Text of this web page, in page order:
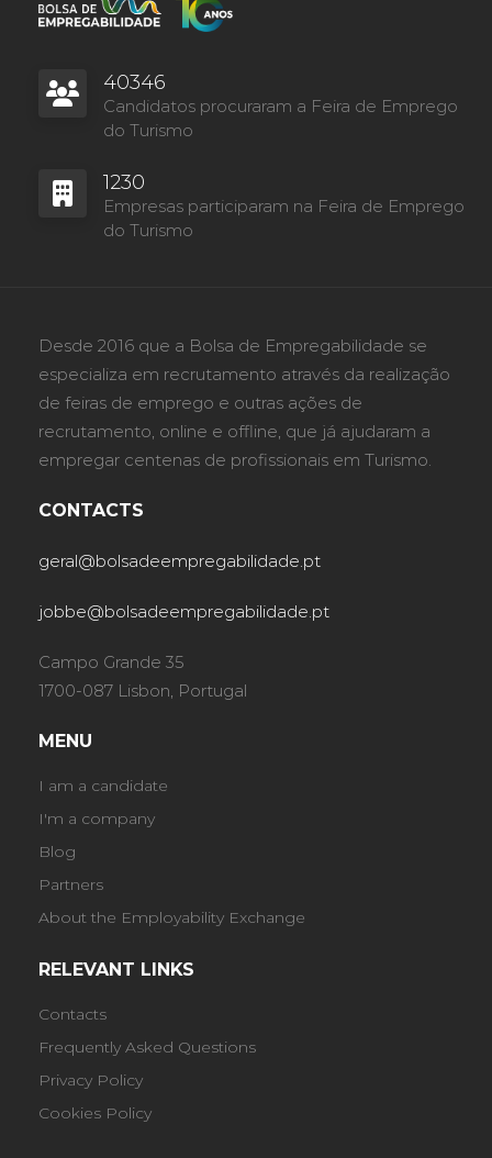
40346
Candidatos procuraram a Feira de Emprego
do Turismo
1230
Empresas participaram na Feira de Emprego
do Turismo
Desde 2016 que a Bolsa de Empregabilidade se
especializa em recrutamento através da realização
de feiras de emprego e outras ações de
recrutamento, online e offline, que já ajudaram a
empregar centenas de profissionais em Turismo.
CONTACTS
geral@bolsadeempregabilidade.pt
jobbe@bolsadeempregabilidade.pt
Campo Grande 35
1700-087 Lisbon, Portugal
MENU
I am a candidate
I'm a company
Blog
Partners
About the Employability Exchange
RELEVANT LINKS
Contacts
Frequently Asked Questions
Privacy Policy
Cookies Policy